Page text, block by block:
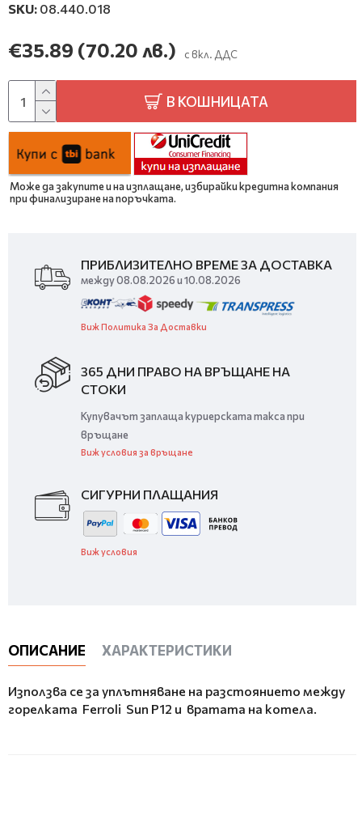
SKU: 08.440.018
€35.89 (70.20 лв.) с вкл. ДДС
В КОШНИЦАТА
Може да закупите и на изплащане, избирайки кредитна компания
при финализиране на поръчката.
ПРИБЛИЗИТЕЛНО ВРЕМЕ ЗА ДОСТАВКА
между 08.08.2026 и 10.08.2026
Виж Политика За Доставки
365 ДНИ ПРАВО НА ВРЪЩАНЕ НА
СТОКИ
Купувачът заплаща куриерската такса при
връщане
Виж условия за връщане
СИГУРНИ ПЛАЩАНИЯ
Виж условия
ОПИСАНИЕ ХАРАКТЕРИСТИКИ
Използва се за уплътняване на разстоянието между
горелката Ferroli Sun P12 и вратата на котела.